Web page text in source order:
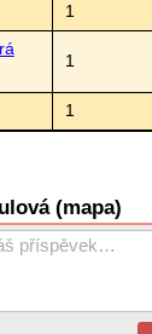
1
1
1
(mapa)